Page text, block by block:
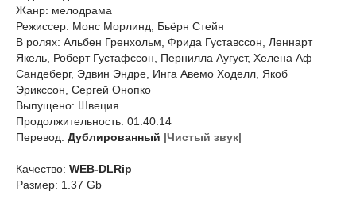
Жанр: мелодрама
Режиссер: Монс Морлинд, Бьёрн Стейн
В ролях: Альбен Гренхольм, Фрида Густавссон, Леннарт
Якель, Роберт Густафссон, Пернилла Аугуст, Хелена Аф
Сандеберг, Эдвин Эндре, Инга Авемо Ходелл, Якоб
Эрикссон, Сергей Онопко
Выпущено: Швеция
Продолжительность: 01:40:14
Перевод: Дублированный |Чистый звук|
Качество: WEB-DLRip
Размер: 1.37 Gb